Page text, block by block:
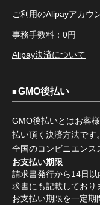
ご利用のAlipayアカウ
事務手数料：0円
Alipay決済について
GMO後払い
GMO後払いとはお客
払い頂く決済方法です。
全国のコンビニエンス
お支払い期限
請求書発行から14日
求書にも記載しており
お支払い期限を一定